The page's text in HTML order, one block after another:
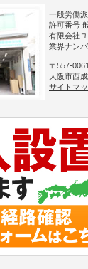
一般労働
許可番号
有限会社
業界ナン
〒557-0061
大阪市西
サイトマ